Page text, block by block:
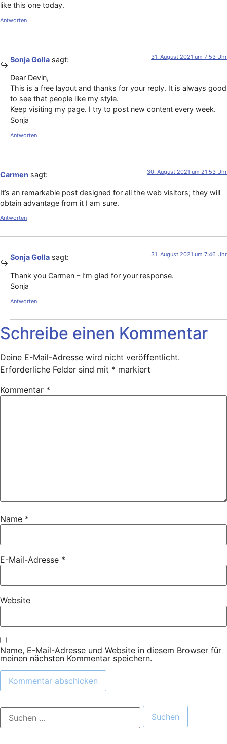
like this one today.
Antworten
Sonja Golla sagt: 31. August 2021 um 7:53 Uhr
Dear Devin,
This is a free layout and thanks for your reply. It is always good
to see that people like my style.
Keep visiting my page. I try to post new content every week.
Sonja
Antworten
Carmen sagt: 30. August 2021 um 21:53 Uhr
It’s an remarkable post designed for all the web visitors; they will
obtain advantage from it I am sure.
Antworten
Sonja Golla sagt: 31. August 2021 um 7:46 Uhr
Thank you Carmen – I’m glad for your response.
Sonja
Antworten
Schreibe einen Kommentar
Deine E-Mail-Adresse wird nicht veröffentlicht.
Erforderliche Felder sind mit * markiert
Kommentar *
Name *
E-Mail-Adresse *
Website
Name, E-Mail-Adresse und Website in diesem Browser für
meinen nächsten Kommentar speichern.
Suchen
nach: